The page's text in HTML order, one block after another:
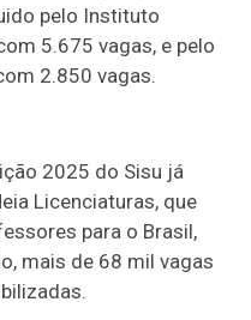
pelo Instituto
5.675 vagas, e pelo
2.850 vagas.
2025 do Sisu já
Licenciaturas, que
para o Brasil,
mais de 68 mil vagas